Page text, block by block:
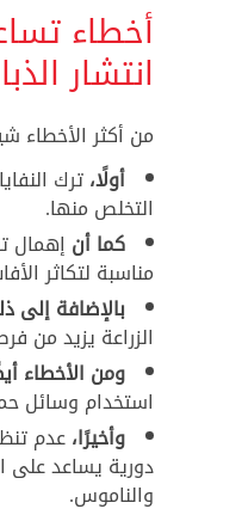
أخطاء
انتشار
من أكثر الأخطاء
أولًا،ترك
التخلص منها.
كما أن إهمال
مناسبة لتكاثر
بالإضافة إلى
الزراعة يزيد من
ومن الأخطاء
استخدام وسائل
وأخيرًا،عدم
دورية يساعد على
والناموس.